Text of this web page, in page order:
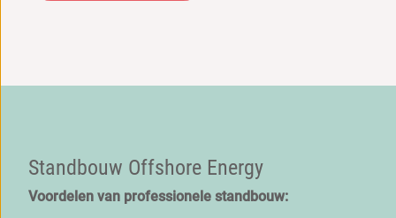
Standbouw Offshore Energy
Voordelen van professionele standbouw: